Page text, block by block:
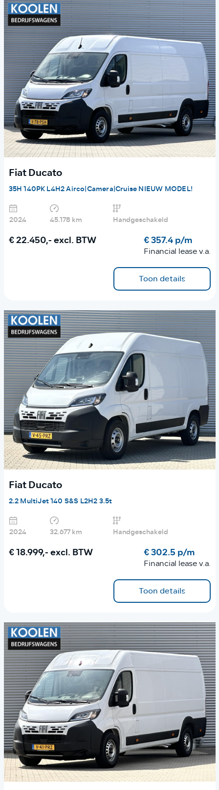
Fiat Ducato
35H 140PK L4H2 Airco|Camera|Cruise NIEUW MODEL!
2024 45.178 km Handgeschakeld
€ 22.450,-excl. BTW € 357.4 p/m
Financial lease v.a.
Toon details
Fiat Ducato
2.2 MultiJet 140 S&S L2H2 3.5t
2024 32.677 km Handgeschakeld
€ 18.999,-excl. BTW € 302.5 p/m
Financial lease v.a.
Toon details